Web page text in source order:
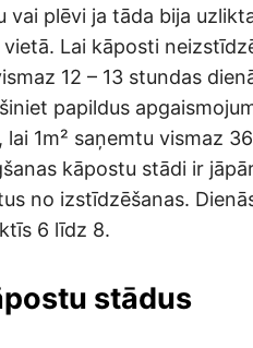
vai plēvi ja tāda bija
Lai kāposti
12 – 13 stundas
papildus
1m² saņemtu vismaz
kāpostu stādi ir
no izstīdzēšanas.
6 līdz 8.
stādus